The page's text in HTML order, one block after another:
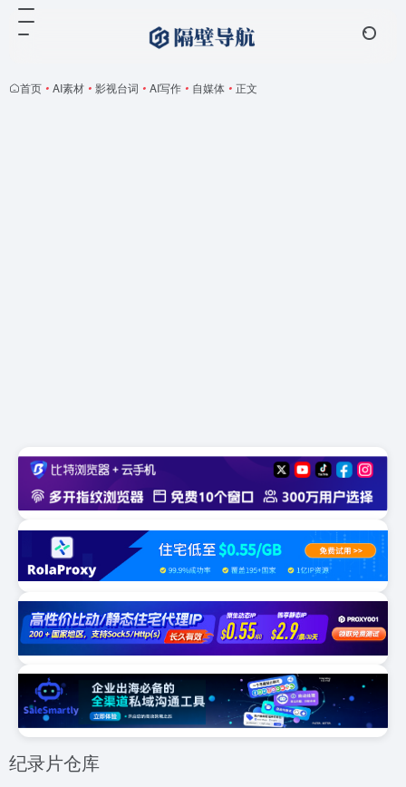
首页 • AI素材 • 影视台词 • AI写作 • 自媒体 • 正文
纪录片仓库